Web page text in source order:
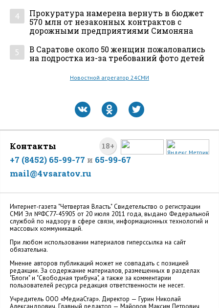
4
Прокуратура намерена вернуть в бюджет
570 млн от незаконных контрактов с
дорожными предприятиями Симоняна
5
В Саратове около 50 женщин пожаловались
на подростка из-за требований фото детей
Новостной агрегатор 24СМИ
18+
Контакты
+7 (8452) 65-99-77 и 65-99-67
mail@4vsaratov.ru
Интернет-газета "Четвертая Власть" Cвидетельство о регистрации
СМИ Эл №ФС77-45905 от 20 июля 2011 года, выдано Федеральной
службой по надзору в сфере связи, информационных технологий и
массовых коммуникаций.
При любом использовании материалов гиперссылка на сайт
обязательна.
Мнение авторов публикаций может не совпадать с позицией
редакции. За содержание материалов, размещенных в разделах
"Блоги" и "Свободная трибуна", а также за комментарии
пользователей ресурса редакция ответственности не несет.
Учредитель ООО «МедиаСтар». Директор — Гурин Николай